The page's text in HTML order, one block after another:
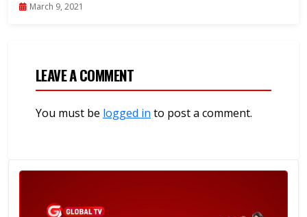
March 9, 2021
LEAVE A COMMENT
You must be logged in to post a comment.